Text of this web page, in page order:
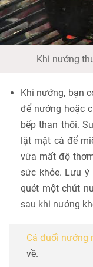
Khi nướng
Khi nướng, bạn
để nướng hoặc
bếp than thôi.
lật mặt cá để
vừa mất độ
sức khỏe. Lưu ý
quét một chút
sau khi nướng
Cá đuối nướng
về.